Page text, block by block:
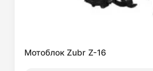
Мотоблок Zubr Z-16